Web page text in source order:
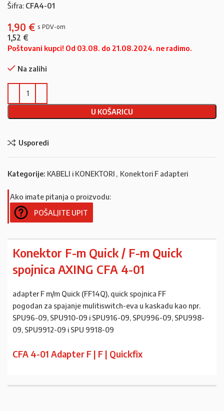
Šifra: CFA4-01
1,90 €
1,52 €
Poštovani kupci! Od 03.08. do 21.08.2024. ne radimo.
Na zalihi
U KOŠARICU
Usporedi
Kategorije: KABELI i KONEKTORI , Konektori F adapteri
Ako imate pitanja o proizvodu:
POŠALJITE UPIT
Konektor F-m Quick / F-m Quick
spojnica AXING CFA 4-01
adapter F m/m Quick (FF14Q), quick spojnica FF
pogodan za spajanje mulitiswitch-eva u kaskadu kao npr.
SPU96-09, SPU910-09 i SPU916-09, SPU996-09, SPU998-
09, SPU9912-09 i SPU 9918-09
CFA 4-01 Adapter F | F | Quickfix